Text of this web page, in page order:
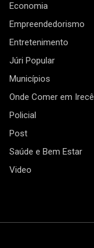
Economia
Empreendedorismo
Entretenimento
Júri Popular
Municípios
Onde Comer em Irecê
Policial
Post
Saúde e Bem Estar
Video